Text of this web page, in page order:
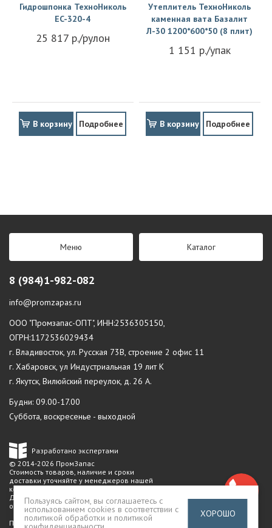
Гидрошпонка ТехноНиколь
EC-320-4
25 817 р./рулон
В корзину Подробнее
Утеплитель ТехноНиколь
каменная вата Базалит
Л-30 1200*600*50 (8 плит)
1 151 р./упак
В корзину Подробнее
Меню Каталог
8 (984)1-982-082
info@promzapas.ru
ООО "Промзапас-ОПТ", ИНН:2536305150,
ОГРН:1172536029434
г. Владивосток, ул. Русская 73В, строение 2 офис 11
г. Хабаровск, ул Индустриальная 19 лит К
г. Якутск, Вилюйский переулок, д. 26 А.
Будни: 09.00-17.00
Суббота, воскресенье - выходной
Разработано экспертами
© 2014-2026 ПромЗапас
Стоимость товаров, наличие и сроки
доставки уточняйте у менеджеров нашей
компании.
Данный сайт не является публичной
офертой
Политика конфиденциальности
Пользуясь сайтом, вы соглашаетесь с
использованием cookies в соответствии с
политикой обработки и политикой ХОРОШО